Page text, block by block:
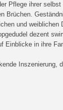
Pflege ihrer
Brüchen.
und
dezent
Einblicke in ihre
Inszenierung,